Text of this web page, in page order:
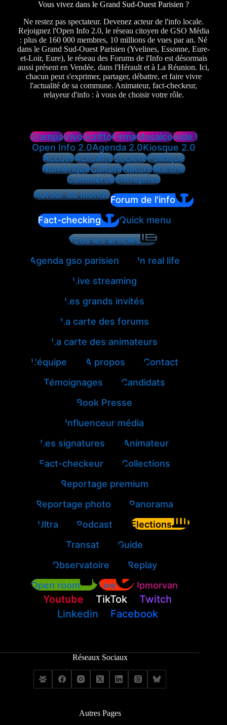
Vous vivez dans le Grand Sud-Ouest Parisien ?
Ne restez pas spectateur. Devenez acteur de l'info locale.
Rejoignez l'Open Info 2.0, le réseau citoyen de GSO Média
: plus de 160 000 membres, 10 millions de vues par an. Né
dans le Grand Sud-Ouest Parisien (Yvelines, Essonne, Eure-
et-Loir, Eure), le réseau des Forums de l'Info est désormais
aussi présent en Vendée, dans l'Hérault et à La Réunion. Ici,
chacun peut s'exprimer, partager, débattre, et faire vivre
l'actualité de sa commune. Animateur, fact-checkeur,
relayeur d'info : à vous de choisir votre rôle.
StampaVivoScrittoFirmaMosaicoAide !
Open Info 2.0Agenda 2.0Kiosque 2.0
AccueilActualitéSociétéPolitique
NumériqueCultureNatureMarché
CommerceEntreprise
Autour du mondeForum de l'info
Fact-checking
Quick menu
Tous les articles
Agenda gso parisien
In real life
Live streaming
Les grands invités
La carte des forums
La carte des animateurs
L'équipe
A propos
Contact
Témoignages
Candidats
Book Presse
Influenceur média
Les signatures
Animateur
Fact-checkeur
Collections
Reportage premium
Reportage photo
Panorama
Ultra
Podcast
Elections
Transat
Guide
Observatoire
Replay
Open room
Live Jpmorvan
Youtube TikTok
Twitch
Linkedin
Facebook
Réseaux Sociaux
Autres Pages